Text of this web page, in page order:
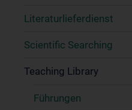
Literaturlieferdienst
Scientific Searching
Teaching Library
Führungen